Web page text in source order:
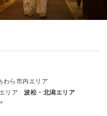
わら市内エリア
リア
波松・北潟エリア